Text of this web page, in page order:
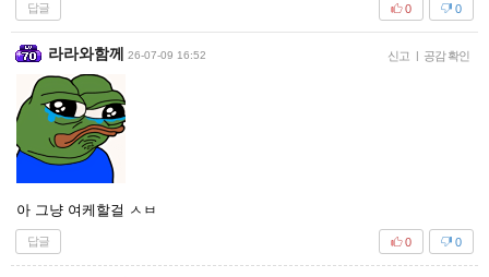
답글 0
0
라라와함께 26-07-09 16:52 신고 | 공감 확인
아 그냥 여케할걸 ㅅㅂ
답글 0
0